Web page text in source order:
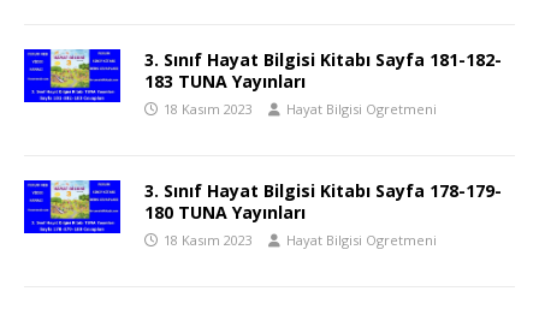
3. Sınıf Hayat Bilgisi Kitabı Sayfa 181-182-
183 TUNA Yayınları
18 Kasım 2023 Hayat Bilgisi Ogretmeni
3. Sınıf Hayat Bilgisi Kitabı Sayfa 178-179-
180 TUNA Yayınları
18 Kasım 2023 Hayat Bilgisi Ogretmeni